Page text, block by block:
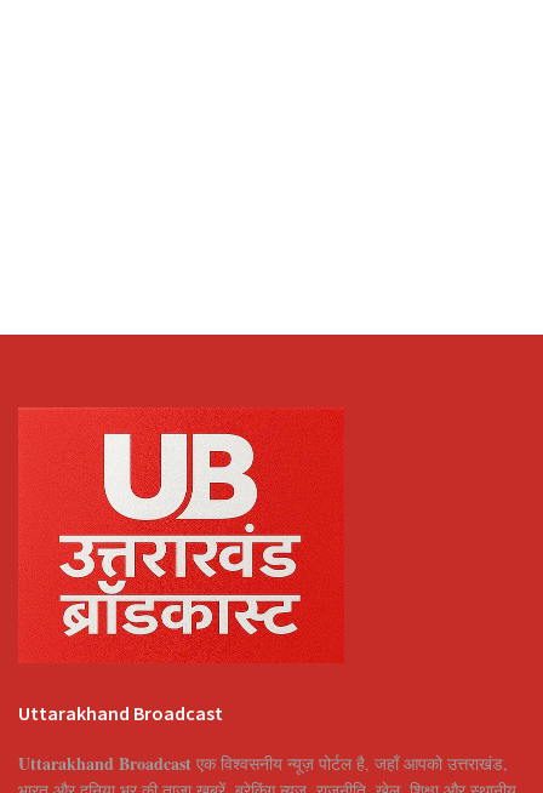
Uttarakhand Broadcast
Uttarakhand Broadcast एक विश्वसनीय न्यूज़ पोर्टल है, जहाँ आपको उत्तराखंड,